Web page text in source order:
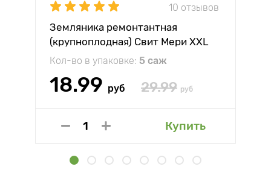
10 отзывов
Земляника ремонтантная
(крупноплодная) Свит Мери XXL
Кол-во в упаковке: 5 саж
18.99 руб 29.99 руб
Купить